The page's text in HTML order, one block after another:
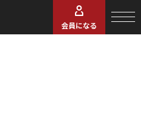
会員になる